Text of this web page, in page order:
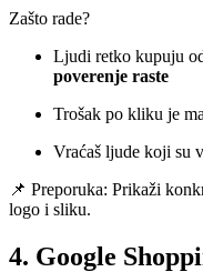
Zašto rade?
Ljudi retko kupuju
poverenje raste
Trošak po kliku je
Vraćaš ljude koji su
📌 Preporuka: Prikaži
logo i sliku.
4. Google